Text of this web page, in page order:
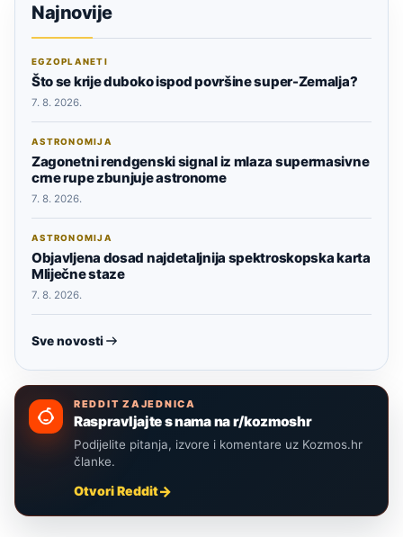
Najnovije
EGZOPLANETI
Što se krije duboko ispod površine super-Zemalja?
7. 8. 2026.
ASTRONOMIJA
Zagonetni rendgenski signal iz mlaza supermasivne
crne rupe zbunjuje astronome
7. 8. 2026.
ASTRONOMIJA
Objavljena dosad najdetaljnija spektroskopska karta
Mliječne staze
7. 8. 2026.
Sve novosti
REDDIT ZAJEDNICA
Raspravljajte s nama na r/kozmoshr
Podijelite pitanja, izvore i komentare uz Kozmos.hr
članke.
Otvori Reddit